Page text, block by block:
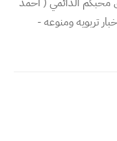
تربويه ومنوعه -